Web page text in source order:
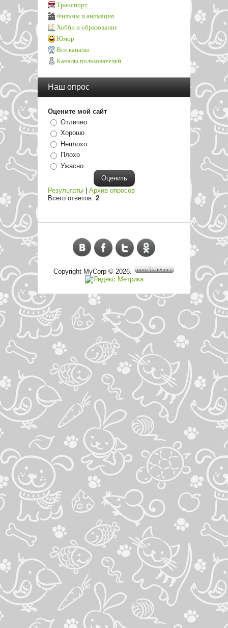
Транспорт
Фильмы и анимация
Хобби и образование
Юмор
Все каналы
Каналы пользователей
Наш опрос
Оцените мой сайт
Отлично
Хорошо
Неплохо
Плохо
Ужасно
Результаты
Архив опросов
Всего ответов: 2
Copyright MyCorp © 2026.